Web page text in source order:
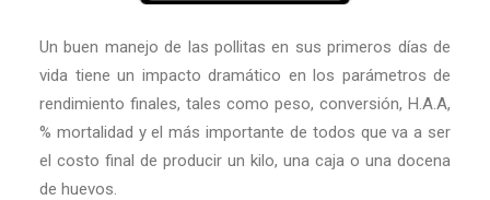
Un buen manejo de las pollitas en sus primeros días de
vida tiene un impacto dramático en los parámetros de
rendimiento finales, tales como peso, conversión, H.A.A,
% mortalidad y el más importante de todos que va a ser
el costo final de producir un kilo, una caja o una docena
de huevos.